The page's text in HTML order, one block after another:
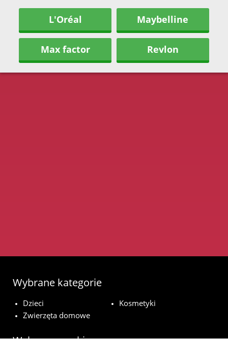
L'Oréal Maybelline
Max factor Revlon
Wybrane kategorie
Dzieci
Kosmetyki
Zwierzęta domowe